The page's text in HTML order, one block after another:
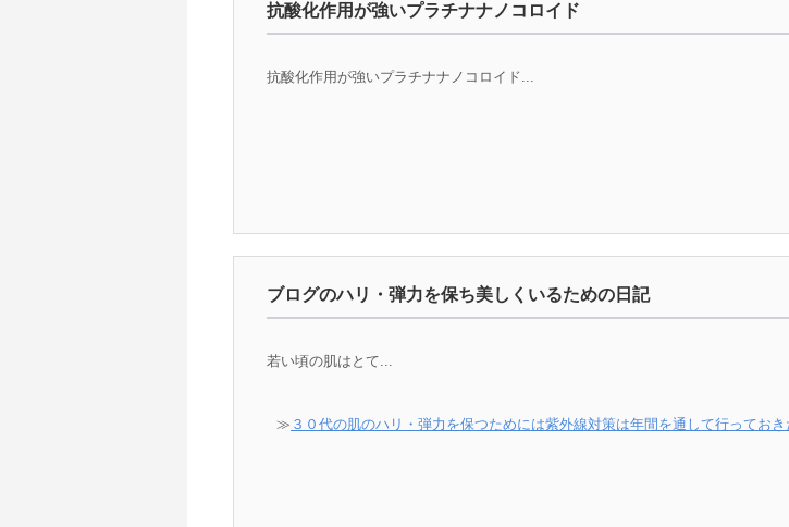
抗酸化作用が強いプラチナナノコロイド
抗酸化作用が強いプラチナナノコロイド...
ブログのハリ・弾力を保ち美しくいるための日記
若い頃の肌はとて...
≫ ３０代の肌のハリ・弾力を保つためには紫外線対策は年間を通して行ってお